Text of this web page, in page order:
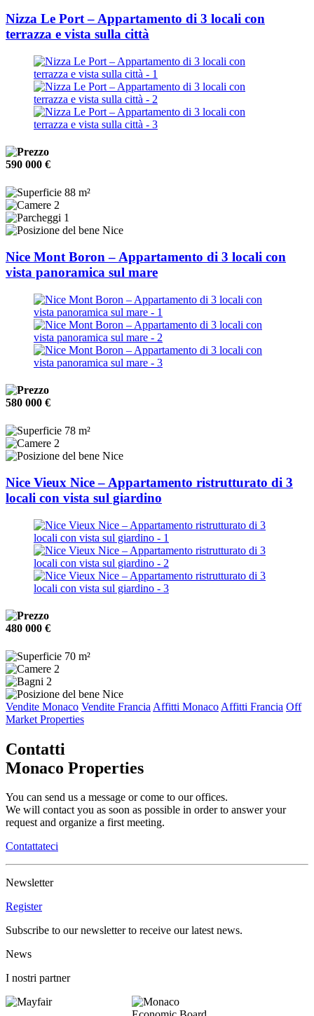
Nizza Le Port – Appartamento di 3 locali con
terrazza e vista sulla città
590 000 €
88 m²
2
1
Nice
Nice Mont Boron – Appartamento di 3 locali con
vista panoramica sul mare
580 000 €
78 m²
2
Nice
Nice Vieux Nice – Appartamento ristrutturato di 3
locali con vista sul giardino
480 000 €
70 m²
2
2
Nice
Vendite Monaco Vendite Francia Affitti Monaco Affitti Francia Off
Market Properties
Contatti
Monaco Properties
You can send us a message or come to our offices.
We will contact you as soon as possible in order to answer your
request and organize a first meeting.
Contattateci
Newsletter
Register
Subscribe to our newsletter to receive our latest news.
News
I nostri partner